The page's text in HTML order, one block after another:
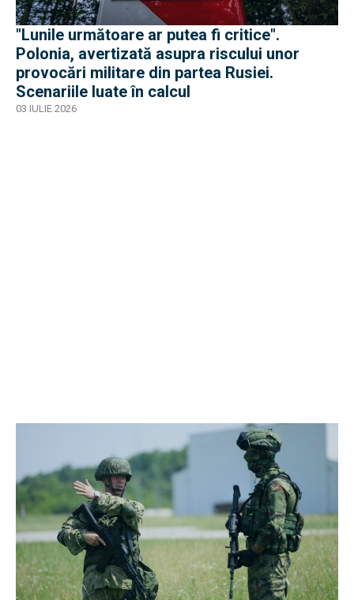
"Lunile următoare ar putea fi critice".
Polonia, avertizată asupra riscului unor
provocări militare din partea Rusiei.
Scenariile luate în calcul
03 IULIE 2026